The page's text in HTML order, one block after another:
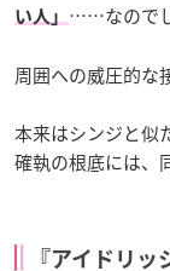
い人」 ……なので
周囲への威圧的な
本来はシンジと似
確執の根底には、
『アイドリ